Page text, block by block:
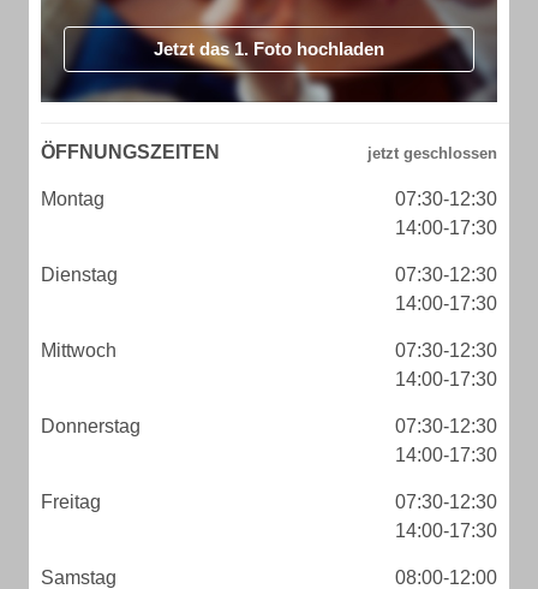
Jetzt das 1. Foto hochladen
ÖFFNUNGSZEITEN
Montag
07:30-12:30
14:00-17:30
Dienstag
07:30-12:30
14:00-17:30
Mittwoch
07:30-12:30
14:00-17:30
Donnerstag
07:30-12:30
14:00-17:30
Freitag
07:30-12:30
14:00-17:30
Samstag 08:00-12:00